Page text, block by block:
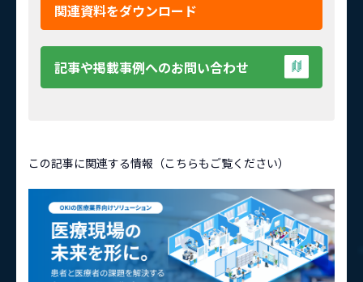
関連資料をダウンロード
記事や掲載事例へのお問い合わせ
この記事に関連する情報（こちらもご覧ください）